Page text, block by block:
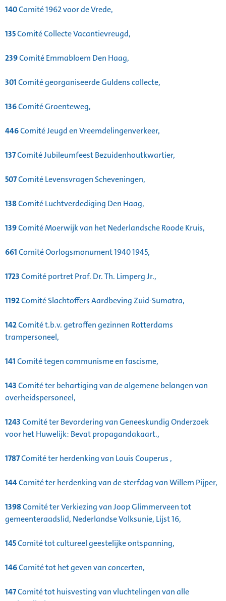
140Comité 1962 voor de Vrede,
135Comité Collecte Vacantievreugd,
239Comité Emmabloem Den Haag,
301Comité georganiseerde Guldens collecte,
136Comité Groenteweg,
446Comité Jeugd en Vreemdelingenverkeer,
137Comité Jubileumfeest Bezuidenhoutkwartier,
507Comité Levensvragen Scheveningen,
138Comité Luchtverdediging Den Haag,
139Comité Moerwijk van het Nederlandsche Roode Kruis,
661Comité Oorlogsmonument 1940 1945,
1723Comité portret Prof. Dr. Th. Limperg Jr.,
1192Comité Slachtoffers Aardbeving Zuid-Sumatra,
142Comité t.b.v. getroffen gezinnen Rotterdams
trampersoneel,
141Comité tegen communisme en fascisme,
143Comité ter behartiging van de algemene belangen van
overheidspersoneel,
1243Comité ter Bevordering van Geneeskundig Onderzoek
voor het Huwelijk: Bevat propagandakaart.,
1787Comité ter herdenking van Louis Couperus ,
144Comité ter herdenking van de sterfdag van Willem Pijper,
1398Comité ter Verkiezing van Joop Glimmerveen tot
gemeenteraadslid, Nederlandse Volksunie, Lijst 16,
145Comité tot cultureel geestelijke ontspanning,
146Comité tot het geven van concerten,
147Comité tot huisvesting van vluchtelingen van alle